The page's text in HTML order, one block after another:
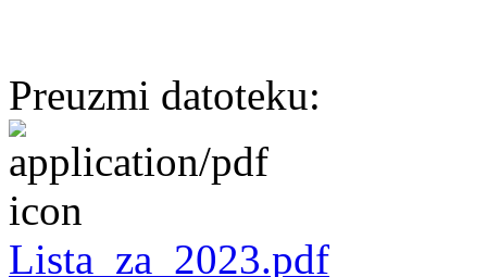
Preuzmi datoteku:
Lista_za_2023.pdf